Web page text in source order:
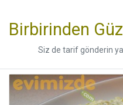
Birbirinden
Siz de tarif gönderin